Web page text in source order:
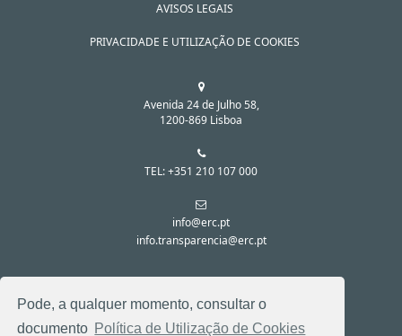
Pode, a qualquer momento, consultar o
documento Política de Utilização de Cookies
AVISOS LEGAIS
PRIVACIDADE E UTILIZAÇÃO DE COOKIES
Avenida 24 de Julho 58,
1200-869 Lisboa
TEL: +351 210 107 000
info@erc.pt
info.transparencia@erc.pt